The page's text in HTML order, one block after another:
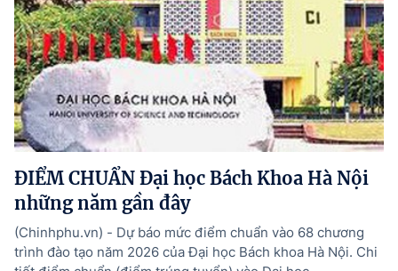
ĐIỂM CHUẨN Đại học Bách Khoa Hà Nội
những năm gần đây
(Chinhphu.vn) - Dự báo mức điểm chuẩn vào 68 chương
trình đào tạo năm 2026 của Đại học Bách khoa Hà Nội. Chi